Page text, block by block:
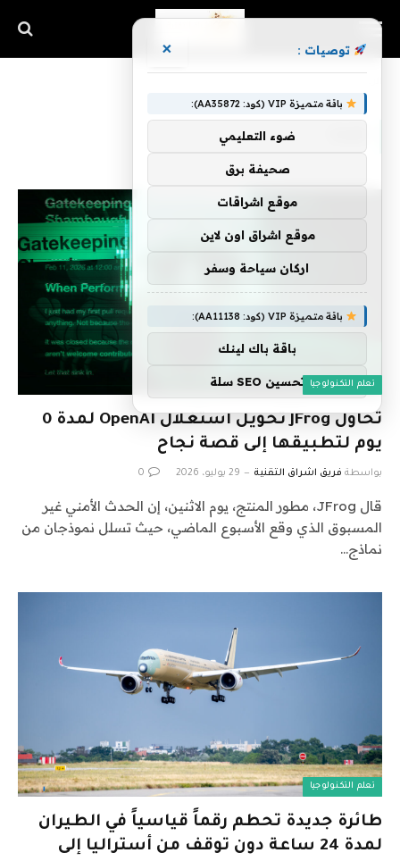
تعلم التكنولوجيا
تحاول JFrog تحويل استغلال OpenAI لمدة 0
يوم لتطبيقها إلى قصة نجاح
بواسطة فريق اشراق التقنية 29 يوليو، 2026 0
قال JFrog، مطور المنتج، يوم الاثنين، إن الحدث الأمني ​​غير
المسبوق الذي وقع الأسبوع الماضي، حيث تسلل نموذجان من
نماذج…
تعلم التكنولوجيا
طائرة جديدة تحطم رقماً قياسياً في الطيران
لمدة 24 ساعة دون توقف من أستراليا إلى
توصيات : ×
باقة متميزة VIP (كود: AA35872):
ضوء التعليمي
صحيفة برق
موقع اشراقات
موقع اشراق اون لاين
اركان سياحة وسفر
باقة متميزة VIP (كود: AA11138):
باقة باك لينك
تحسين SEO سلة